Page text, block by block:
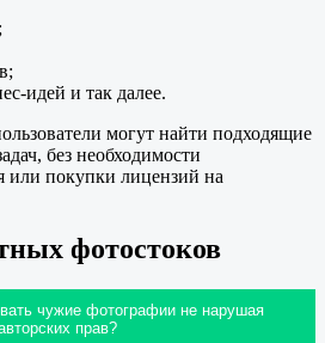
идей и так далее.
могут найти подходящие
без необходимости
или покупки лицензий на
фотостоков
чужие фотографии не нарушая
прав?